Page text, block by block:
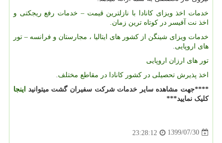
خدمات اخذ ویزای کانادا با نازلترین قیمت – خدمات رفع ریجکتی و
اخذ نت آفیسر در کوتاه ترین زمان.
خدمات ویزای شینگن از کشور های ایتالیا ، مجارستان و فرانسه – تور
های اروپایی.
تور های ارزان اروپایی
اخذ پذیرش تحصیلی در کشور کانادا در مقاطع مختلف.
****جهت مشاهده سایر خدمات شرکت سفیران گشت میتوانید اینجا
کلیک نمایید***
1399/07/30
23:28:12